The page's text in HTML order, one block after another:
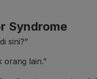
Syndrome
sini?”
orang lain.”